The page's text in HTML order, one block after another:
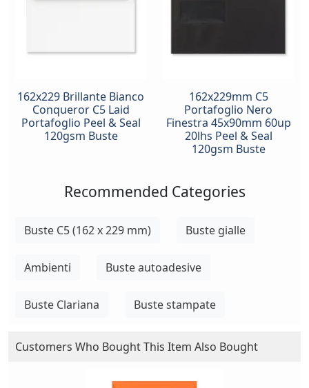
162x229 Brillante Bianco
Conqueror C5 Laid
Portafoglio Peel & Seal
120gsm Buste
162x229mm C5
Portafoglio Nero
Finestra 45x90mm 60up
20lhs Peel & Seal
120gsm Buste
Recommended Categories
Buste C5 (162 x 229 mm) Buste gialle
Ambienti Buste autoadesive
Buste Clariana Buste stampate
Customers Who Bought This Item Also Bought